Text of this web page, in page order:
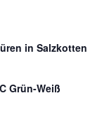
in Salzkotten
Grün-Weiß